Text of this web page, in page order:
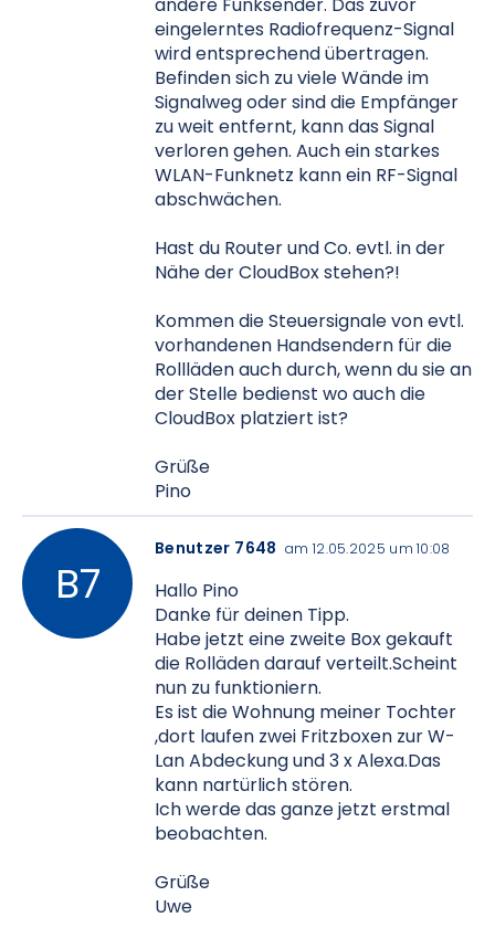
eingelerntes Radiofrequenz-Signal
wird entsprechend übertragen.
Befinden sich zu viele Wände im
Signalweg oder sind die Empfänger
zu weit entfernt, kann das Signal
verloren gehen. Auch ein starkes
WLAN-Funknetz kann ein RF-Signal
abschwächen.
Hast du Router und Co. evtl. in der
Nähe der CloudBox stehen?!
Kommen die Steuersignale von evtl.
vorhandenen Handsendern für die
Rollläden auch durch, wenn du sie an
der Stelle bedienst wo auch die
CloudBox platziert ist?
Grüße
Pino
Benutzer 7648 am 12.05.2025 um 10:08
Hallo Pino
Danke für deinen Tipp.
Habe jetzt eine zweite Box gekauft
die Rolläden darauf verteilt.Scheint
nun zu funktioniern.
Es ist die Wohnung meiner Tochter
,dort laufen zwei Fritzboxen zur W-
Lan Abdeckung und 3 x Alexa.Das
kann nartürlich stören.
Ich werde das ganze jetzt erstmal
beobachten.
Grüße
Uwe